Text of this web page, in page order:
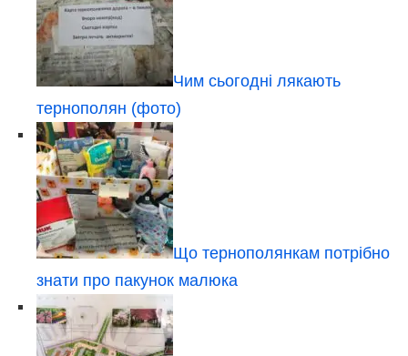
Чим сьогодні лякають
тернополян (фото)
Що тернополянкам потрібно
знати про пакунок малюка